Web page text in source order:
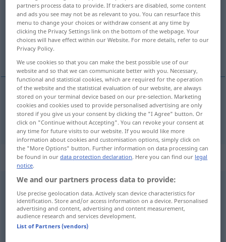
Overview of all translations
(For more details, click/tap on the translation)
beide, beides
beide,beides both
„both“: adverb | conjunction
both [bouθ]advodkonj
Overview of all translations
(For more details, click/tap on the translation)
partners process data to provide. If trackers are disabled, some content
and ads you see may not be as relevant to you. You can resurface this
menu to change your choices or withdraw consent at any time by
clicking the Privacy Settings link on the bottom of the webpage. Your
choices will have effect within our Website. For more details, refer to our
Privacy Policy.
We use cookies so that you can make the best possible use of our
website and so that we can communicate better with you. Necessary,
functional and statistical cookies, which are required for the operation
of the website and the statistical evaluation of our website, are always
stored on your terminal device based on our pre-selection. Marketing
cookies and cookies used to provide personalised advertising are only
stored if you give us your consent by clicking the "I Agree" button. Or
click on "Continue without Accepting". You can revoke your consent at
any time for future visits to our website. If you would like more
information about cookies and customisation options, simply click on
the "More Options" button. Further information on data processing can
be found in ourdata protection declaration. Here you can find our legal
notice.
We and our partners process data to provide:
Use precise geolocation data. Actively scan device characteristics for
identification. Store and/or access information on a device. Personalised
advertising and content, advertising and content measurement,
audience research and services development.
List of Partners (vendors)